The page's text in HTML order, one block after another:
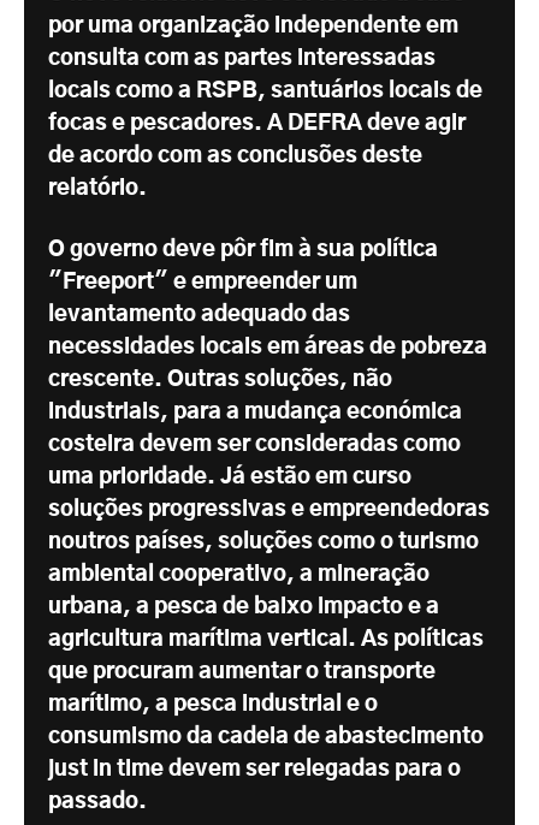
por uma organização independente em
consulta com as partes interessadas
locais como a RSPB, santuários locais de
focas e pescadores. A DEFRA deve agir
de acordo com as conclusões deste
relatório.
O governo deve pôr fim à sua política
"Freeport" e empreender um
levantamento adequado das
necessidades locais em áreas de pobreza
crescente. Outras soluções, não
industriais, para a mudança económica
costeira devem ser consideradas como
uma prioridade. Já estão em curso
soluções progressivas e empreendedoras
noutros países, soluções como o turismo
ambiental cooperativo, a mineração
urbana, a pesca de baixo impacto e a
agricultura marítima vertical. As políticas
que procuram aumentar o transporte
marítimo, a pesca industrial e o
consumismo da cadeia de abastecimento
just in time devem ser relegadas para o
passado.